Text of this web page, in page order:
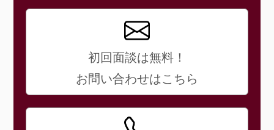
初回面談は無料！
お問い合わせはこちら